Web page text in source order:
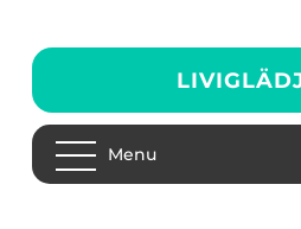
Menu